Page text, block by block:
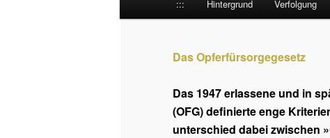
Zum Inhalt wechseln
Zum sekundären Inhalt wechseln
::: Hintergrund Verfolgung
Das Opferfürsorgegesetz
Das 1947 erlassene und in
(OFG) definierte enge
unterschied dabei zwischen